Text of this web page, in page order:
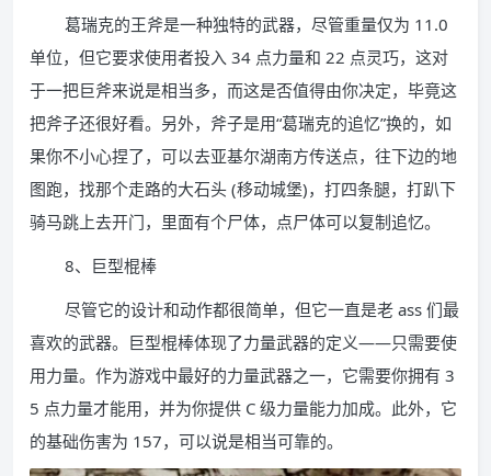
葛瑞克的王斧是一种独特的武器，尽管重量仅为 11.0
单位，但它要求使用者投入 34 点力量和 22 点灵巧，这对
于一把巨斧来说是相当多，而这是否值得由你决定，毕竟这
把斧子还很好看。另外，斧子是用“葛瑞克的追忆”换的，如
果你不小心捏了，可以去亚基尔湖南方传送点，往下边的地
图跑，找那个走路的大石头 (移动城堡)，打四条腿，打趴下
骑马跳上去开门，里面有个尸体，点尸体可以复制追忆。
8、巨型棍棒
尽管它的设计和动作都很简单，但它一直是老 ass 们最
喜欢的武器。巨型棍棒体现了力量武器的定义——只需要使
用力量。作为游戏中最好的力量武器之一，它需要你拥有 3
5 点力量才能用，并为你提供 C 级力量能力加成。此外，它
的基础伤害为 157，可以说是相当可靠的。